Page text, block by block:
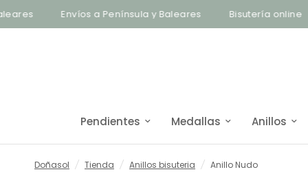
Envíos a Península y Baleares Bisutería online
Pendientes Medallas Anillos
Doñasol / Tienda / Anillos bisuteria / Anillo Nudo